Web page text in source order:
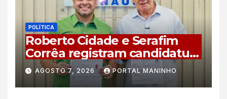
POLÍTICA
Roberto Cidade e Serafim
Corrêa registram candidatura
à reeleição no TRE-AM com
plano de 44 compromissos
para o Amazonas
AGOSTO 7, 2026 PORTAL MANINHO